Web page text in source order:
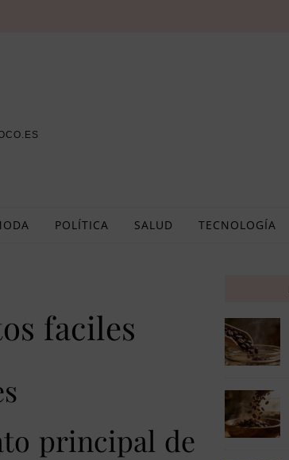
POLÍTICA SALUD TECNOLOGÍA
faciles
principal de